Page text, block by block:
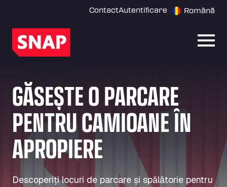
ContactAutentificare Română
GĂSEȘTE O PARCARE
PENTRU CAMIOANE ÎN
APROPIERE
Descoperiți locuri de parcare și spălătorie pentru